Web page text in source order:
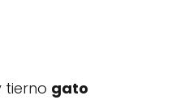
tierno gato